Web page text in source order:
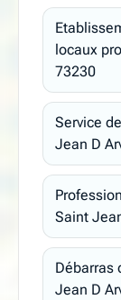
locaux
73230
Service
Jean D
Saint
Débarras
Jean D